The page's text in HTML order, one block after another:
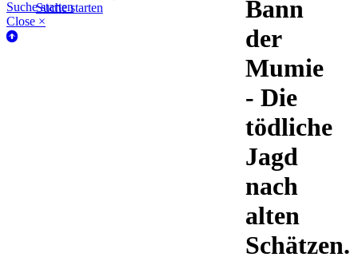
Suche starten
Suche starten
Close ×
Bann
der
Mumie
- Die
tödliche
Jagd
nach
alten
Schätzen.